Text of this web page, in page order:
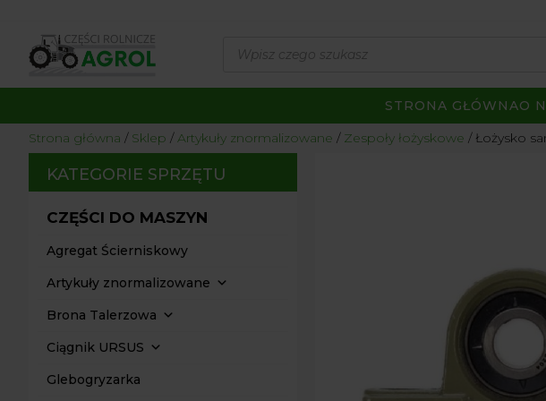
produktów
STRONA GŁÓWNAO
Strona główna / Sklep /Artykuły znormalizowane / Zespoły łożyskowe / Łożysko
KATEGORIE SPRZĘTU
CZĘŚCI DO MASZYN
Agregat Ścierniskowy
Artykuły znormalizowane
Brona Talerzowa
Ciągnik URSUS
Glebogryzarka